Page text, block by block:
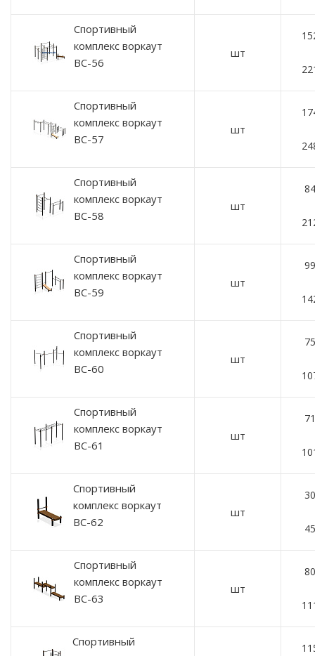
Спортивный
комплекс воркаут
ВС-56
шт
Спортивный
комплекс воркаут
ВС-57
шт
Спортивный
комплекс воркаут
ВС-58
шт
Спортивный
комплекс воркаут
ВС-59
шт
Спортивный
комплекс воркаут
ВС-60
шт
Спортивный
комплекс воркаут
ВС-61
шт
Спортивный
комплекс воркаут
ВС-62
шт
Спортивный
комплекс воркаут
ВС-63
шт
Спортивный